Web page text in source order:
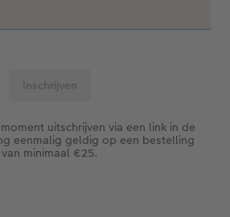
uitschrijven via een link in de
eenmalig geldig op een bestelling
van minimaal €25.